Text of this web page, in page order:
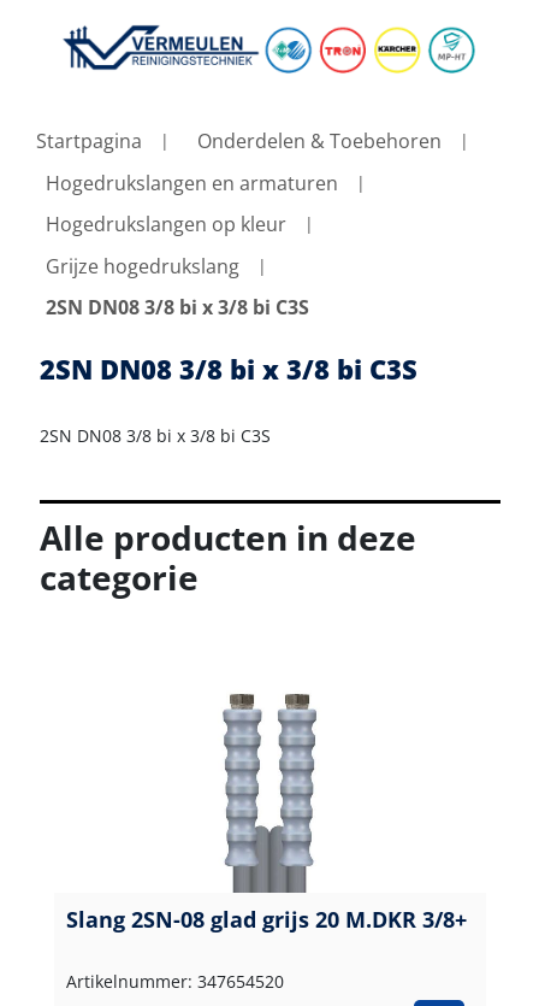
Startpagina
Onderdelen & Toebehoren
Hogedrukslangen en armaturen
Hogedrukslangen op kleur
Grijze hogedrukslang
2SN DN08 3/8 bi x 3/8 bi C3S
2SN DN08 3/8 bi x 3/8 bi C3S
2SN DN08 3/8 bi x 3/8 bi C3S
Alle producten in deze
categorie
Slang 2SN-08 glad grijs 20 M.DKR 3/8+
Artikelnummer: 347654520